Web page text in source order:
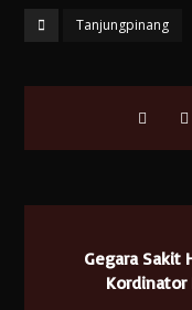
Tanjungpinang
Gegara Sakit
Kordinator